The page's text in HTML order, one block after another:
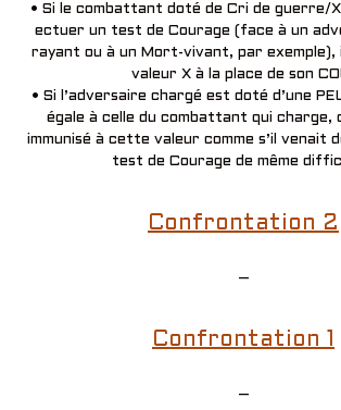
• Si le combattant doté de Cri de guerre/
ectuer un test de Courage (face à un
rayant ou à un Mort-vivant, par exemple),
valeur X à la place de son
• Si l’adversaire chargé est doté d’une
égale à celle du combattant qui charge,
immunisé à cette valeur comme s’il venait
test de Courage de même
Confrontation 2
–
Confrontation 1
–